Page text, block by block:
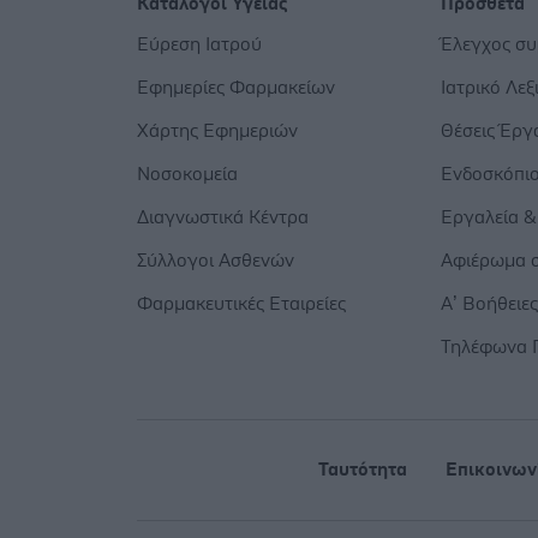
Εύρεση Ιατρού
Εφημερίες Φαρμακείων
Χάρτης Εφημεριών
Νοσοκομεία
Διαγνωστικά Κέντρα
Σύλλογοι Ασθενών
Φαρμακευτικές Εταιρείες
Έλεγχος
Ιατρικό
Θέσεις
Ενδοσκόπιο
Εργαλεία
Αφιέρωμα
Α’ Βοήθειες
Τηλέφωνα
Ταυτότητα